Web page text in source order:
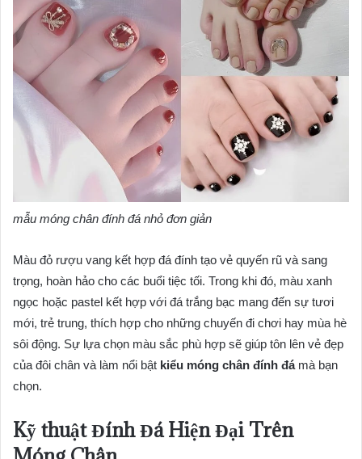
mẫu móng chân đính đá nhỏ đơn giản
Màu đỏ rượu vang kết hợp đá đính tạo vẻ quyến rũ và sang
trọng, hoàn hảo cho các buổi tiệc tối. Trong khi đó, màu xanh
ngọc hoặc pastel kết hợp với đá trắng bạc mang đến sự tươi
mới, trẻ trung, thích hợp cho những chuyến đi chơi hay mùa hè
sôi động. Sự lựa chọn màu sắc phù hợp sẽ giúp tôn lên vẻ đẹp
của đôi chân và làm nổi bật kiểu móng chân đính đámà bạn
chọn.
Kỹ thuật Đính Đá Hiện Đại Trên